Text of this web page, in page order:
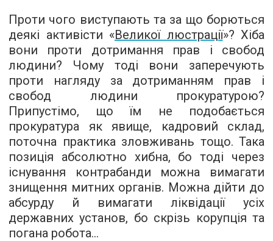
Проти чого виступають та за що борються
деякі активісти «Великої люстрації»? Хіба
вони проти дотримання прав і свобод
людини? Чому тоді вони заперечують
проти нагляду за дотриманням прав і
свобод людини прокуратурою?
Припустімо, що їм не подобається
прокуратура як явище, кадровий склад,
поточна практика зловживань тощо. Така
позиція абсолютно хибна, бо тоді через
існування контрабанди можна вимагати
знищення митних органів. Можна дійти до
абсурду й вимагати ліквідації усіх
державних установ, бо скрізь корупція та
погана робота...